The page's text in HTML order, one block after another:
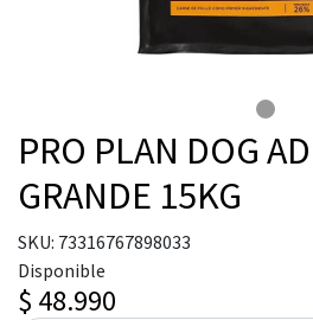
PRO PLAN DOG
GRANDE 15KG
SKU: 73316767898033
Disponible
$ 48.990